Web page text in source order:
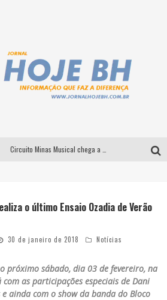
o último Ensaio Ozadia de Verão
30 de janeiro de 2018 Notícias
próximo sábado, dia 03 de fevereiro, na
as participações especiais de Dani
ainda com o show da banda do Bloco